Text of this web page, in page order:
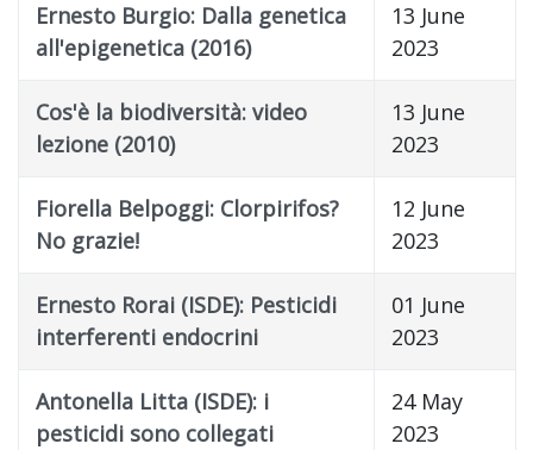
Ernesto Burgio: Dalla genetica
all'epigenetica (2016)
13 June
2023
Cos'è la biodiversità: video
lezione (2010)
13 June
2023
Fiorella Belpoggi: Clorpirifos?
No grazie!
12 June
2023
Ernesto Rorai (ISDE): Pesticidi
interferenti endocrini
01 June
2023
Antonella Litta (ISDE): i
pesticidi sono collegati
24 May
2023